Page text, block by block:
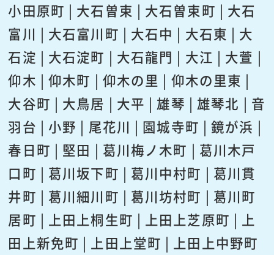
小田原町 | 大石曽束 | 大石曽束町 | 大石
富川 | 大石富川町 | 大石中 | 大石東 | 大
石淀 | 大石淀町 | 大石龍門 | 大江 | 大萱 |
仰木 | 仰木町 | 仰木の里 | 仰木の里東 |
大谷町 | 大鳥居 | 大平 | 雄琴 | 雄琴北 | 音
羽台 | 小野 | 尾花川 | 園城寺町 | 鏡が浜 |
春日町 | 堅田 | 葛川梅ノ木町 | 葛川木戸
口町 | 葛川坂下町 | 葛川中村町 | 葛川貫
井町 | 葛川細川町 | 葛川坊村町 | 葛川町
居町 | 上田上桐生町 | 上田上芝原町 | 上
田上新免町 | 上田上堂町 | 上田上中野町